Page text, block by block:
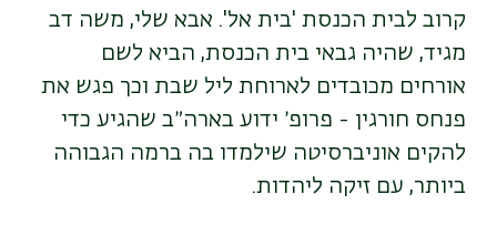
קרוב לבית הכנסת 'בית אל'. אבא שלי, משה דב
מגיד, שהיה גבאי בית הכנסת, הביא לשם
אורחים מכובדים לארוחת ליל שבת וכך פגש את
פנחס חורגין - פרופ׳ ידוע בארה״ב שהגיע כדי
להקים אוניברסיטה שילמדו בה ברמה הגבוהה
ביותר, עם זיקה ליהדות.